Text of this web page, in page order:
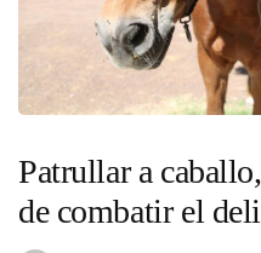
Patrullar a
de combatir el